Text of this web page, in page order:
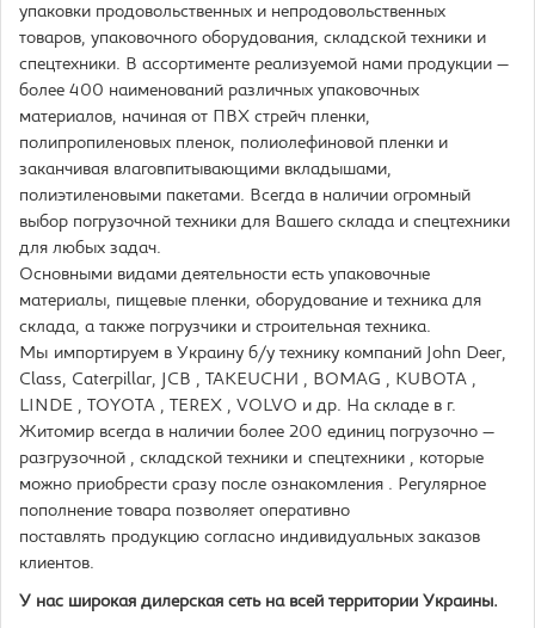
упаковки продовольственных и непродовольственных
товаров, упаковочного оборудования, складской техники и
спецтехники. В ассортименте реализуемой нами продукции —
более 400 наименований различных упаковочных
материалов, начиная от ПВХ стрейч пленки,
полипропиленовых пленок, полиолефиновой пленки и
заканчивая влаговпитывающими вкладышами,
полиэтиленовыми пакетами. Всегда в наличии огромный
выбор погрузочной техники для Вашего склада и спецтехники
для любых задач.
Основными видами деятельности есть упаковочные
материалы, пищевые пленки, оборудование и техника для
склада, а также погрузчики и строительная техника.
Мы импортируем в Украину б/у технику компаний John Deer,
Class, Caterpillar, JСВ , ТАКЕUСНИ , ВОМАG , KUBOTA ,
LINDE , TOYOTA , TEREX , VOLVO и др. На складе в г.
Житомир всегда в наличии более 200 единиц погрузочно —
разгрузочной , складской техники и спецтехники , которые
можно приобрести сразу после ознакомления . Регулярное
пополнение товара позволяет оперативно
поставлять продукцию согласно индивидуальных заказов
клиентов.
У нас широкая дилерская сеть на всей территории Украины.